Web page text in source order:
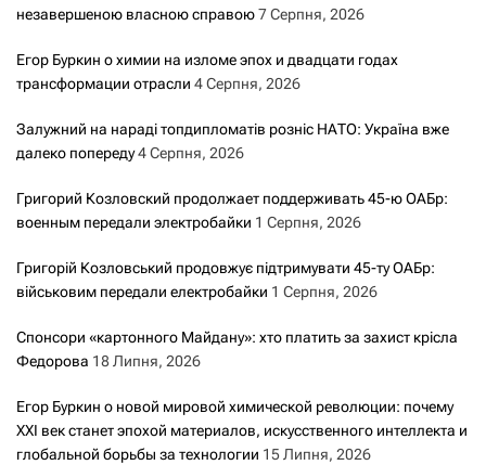
незавершеною власною справою7 Серпня, 2026
Егор Буркин о химии на изломе эпох и двадцати годах
трансформации отрасли 4 Серпня, 2026
Залужний на нараді топдипломатів розніс НАТО: Україна вже
далеко попереду4 Серпня, 2026
Григорий Козловский продолжает поддерживать 45-ю ОАБр:
военным передали электробайки 1 Серпня, 2026
Григорій Козловський продовжує підтримувати 45-ту ОАБр:
військовим передали електробайки 1 Серпня, 2026
Спонсори «картонного Майдану»: хто платить за захист крісла
Федорова 18 Липня, 2026
Егор Буркин о новой мировой химической революции: почему
XXI век станет эпохой материалов, искусственного интеллекта и
глобальной борьбы за технологии 15 Липня, 2026